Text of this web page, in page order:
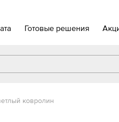
Готовые решения
ковролин